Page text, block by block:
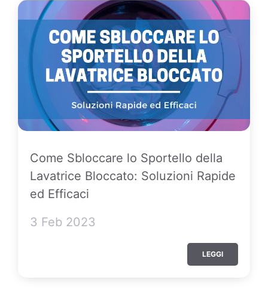
Come Sbloccare lo Sportello della
Lavatrice Bloccato: Soluzioni Rapide
ed Efficaci
3 Feb 2023
LEGGI